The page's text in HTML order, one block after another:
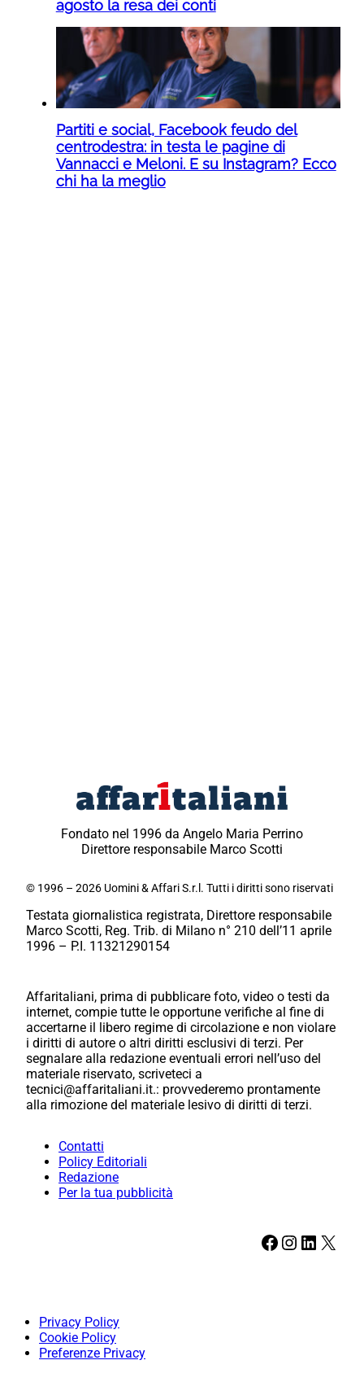
agosto la resa dei conti
Partiti e social, Facebook feudo del
centrodestra: in testa le pagine di
Vannacci e Meloni. E su Instagram? Ecco
chi ha la meglio
Fondato nel 1996 da Angelo Maria Perrino
Direttore responsabile Marco Scotti
© 1996 – 2026 Uomini & Affari S.r.l. Tutti i diritti sono riservati
Testata giornalistica registrata, Direttore responsabile
Marco Scotti, Reg. Trib. di Milano n° 210 dell’11 aprile
1996 – P.I. 11321290154
Affaritaliani, prima di pubblicare foto, video o testi da
internet, compie tutte le opportune verifiche al fine di
accertarne il libero regime di circolazione e non violare
i diritti di autore o altri diritti esclusivi di terzi. Per
segnalare alla redazione eventuali errori nell’uso del
materiale riservato, scriveteci a
tecnici@affaritaliani.it.: provvederemo prontamente
alla rimozione del materiale lesivo di diritti di terzi.
Contatti
Policy Editoriali
Redazione
Per la tua pubblicità
Facebook Instagram LinkedIn X
Privacy Policy
Cookie Policy
Preferenze Privacy